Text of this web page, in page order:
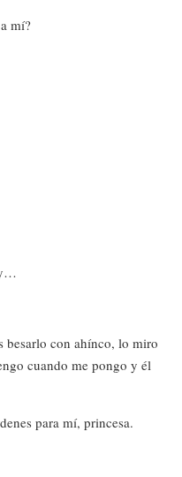
mí?
besarlo con ahínco, lo miro
cuando me pongo y él
para mí, princesa.